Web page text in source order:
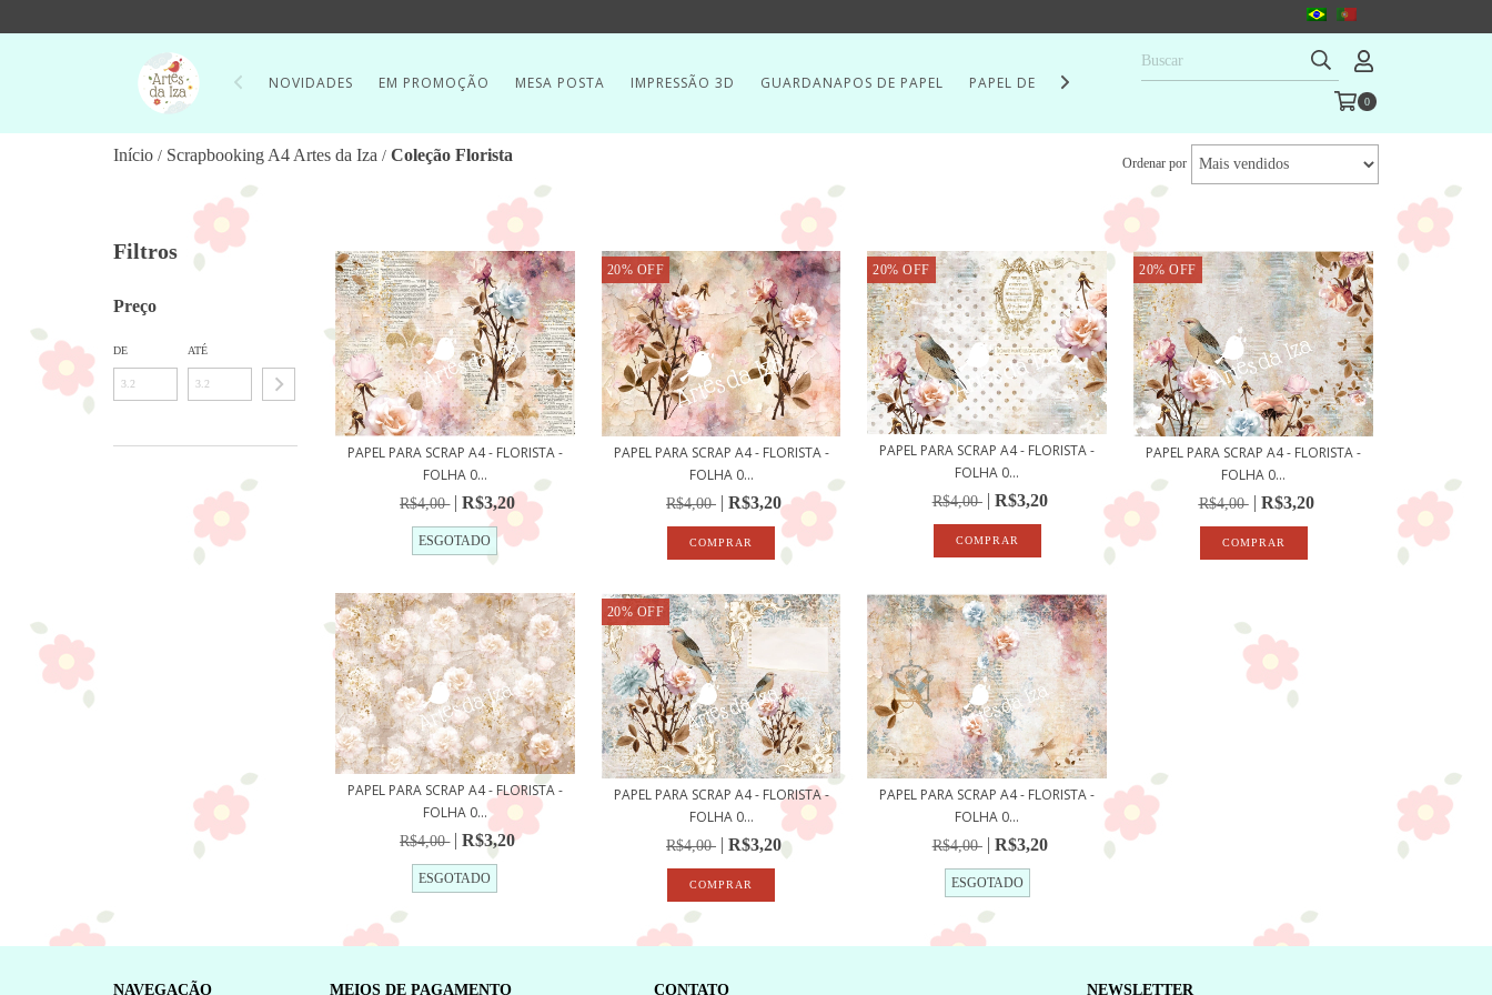
NOVIDADES EM PROMOÇÃO MESA POSTA IMPRESSÃO 3D GUARDANAPOS DE PAPEL PAPEL DE SEDA PAPEL RÚSTICO SCRAPBOOKING
0
Início / Scrapbooking A4 Artes da Iza / Coleção Florista Ordenar por
Filtros
Preço
DE ATÉ
PAPEL PARA SCRAP A4 - FLORISTA -
FOLHA 0...
R$4,00 R$3,20
ESGOTADO
20% OFF
PAPEL PARA SCRAP A4 - FLORISTA -
FOLHA 0...
R$4,00 R$3,20
20%OFF
PAPEL PARA SCRAP A4 - FLORISTA -
FOLHA 0...
R$4,00 R$3,20
20%OFF
PAPEL PARA SCRAP A4 - FLORISTA -
FOLHA 0...
R$4,00 R$3,20
PAPEL PARA SCRAP A4 - FLORISTA -
FOLHA 0...
R$4,00 R$3,20
ESGOTADO
20% OFF
PAPEL PARA SCRAP A4 - FLORISTA -
FOLHA 0...
R$4,00 R$3,20
PAPEL PARA SCRAP A4 - FLORISTA -
FOLHA 0...
R$4,00 R$3,20
ESGOTADO
NAVEGAÇÃO MEIOS DE PAGAMENTO CONTATO NEWSLETTER